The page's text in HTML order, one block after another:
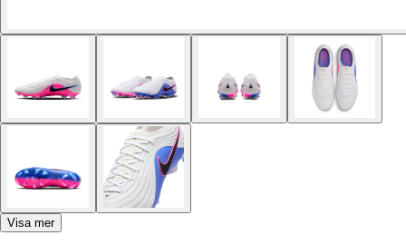
Visa mer